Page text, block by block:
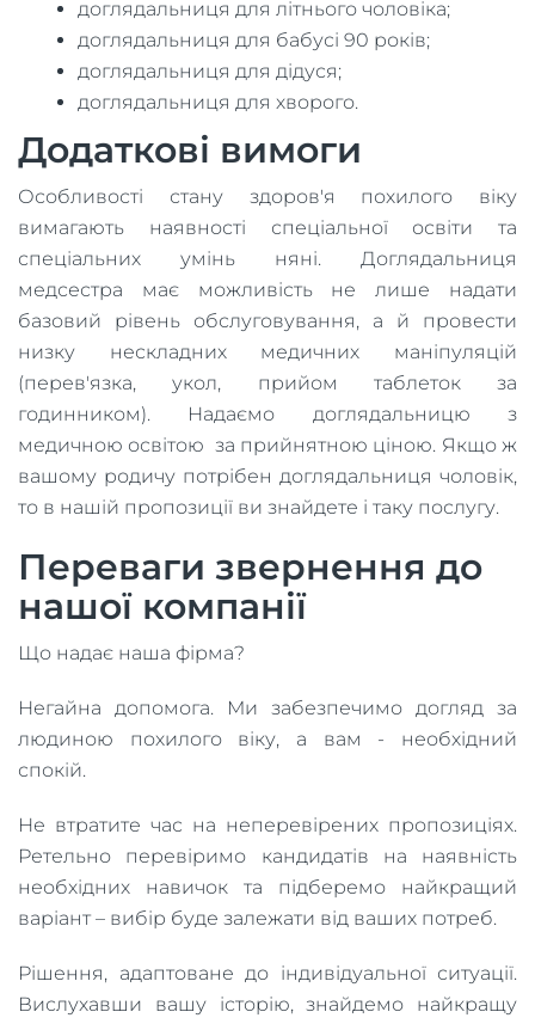
доглядальниця для літнього чоловіка;
доглядальниця для бабусі 90 років;
доглядальниця для дідуся;
доглядальниця для хворого.
Додаткові вимоги
Особливості стану здоров'я похилого віку
вимагають наявності спеціальної освіти та
спеціальних умінь няні. Доглядальниця
медсестра має можливість не лише надати
базовий рівень обслуговування, а й провести
низку нескладних медичних маніпуляцій
(перев'язка, укол, прийом таблеток за
годинником). Надаємо доглядальницю з
медичною освітою за прийнятною ціною. Якщо ж
вашому родичу потрібен доглядальниця чоловік,
то в нашій пропозиції ви знайдете і таку послугу.
Переваги звернення до
нашої компанії
Що надає наша фірма?
Негайна допомога. Ми забезпечимо догляд за
людиною похилого віку, а вам - необхідний
спокій.
Не втратите час на неперевірених пропозиціях.
Ретельно перевіримо кандидатів на наявність
необхідних навичок та підберемо найкращий
варіант – вибір буде залежати від ваших потреб.
Рішення, адаптоване до індивідуальної ситуації.
Вислухавши вашу історію, знайдемо найкращу